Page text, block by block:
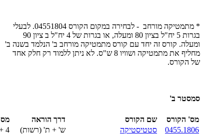
* מתמטיקה מורחב - לבחירה במקום הקורס 04551804. לבעלי
בגרות 5 יח"ל בציון 80 ומעלה, או בגרות של 4 יח"ל ב ציון 90
ומעלה. קורס זה יחד עם קורס מתמטיקה מורחב ב' הנלמד בשנה ב'
מחליף את מתמטיקה ושוויו 8 ש"ס. לא ניתן ללמוד רק חלק אחד
של הקורס.
סמסטר ב'
מס' הקורס שם הקורס דרך הוראה
0455.1806
סטטיסטיקה ש' + ת' (רשות)
4 + 1 (ת' רשות)